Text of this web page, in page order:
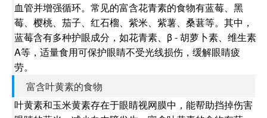
血管并增强循环。常见的富含花青素的食物有蓝莓、黑
莓、樱桃、茄子、红石榴、紫米、紫薯、桑葚等。其中，
蓝莓含有多种护眼成分，如花青素、β - 胡萝卜素、维生素
A等，适量食用可保护眼睛不受光线损伤，缓解眼睛疲
劳。
富含叶黄素的食物
叶黄素和玉米黄素存在于眼睛视网膜中，能帮助挡掉伤害